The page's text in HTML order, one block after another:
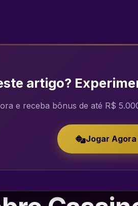
artigo?
e receba bônus de até R$
Jogar Agora